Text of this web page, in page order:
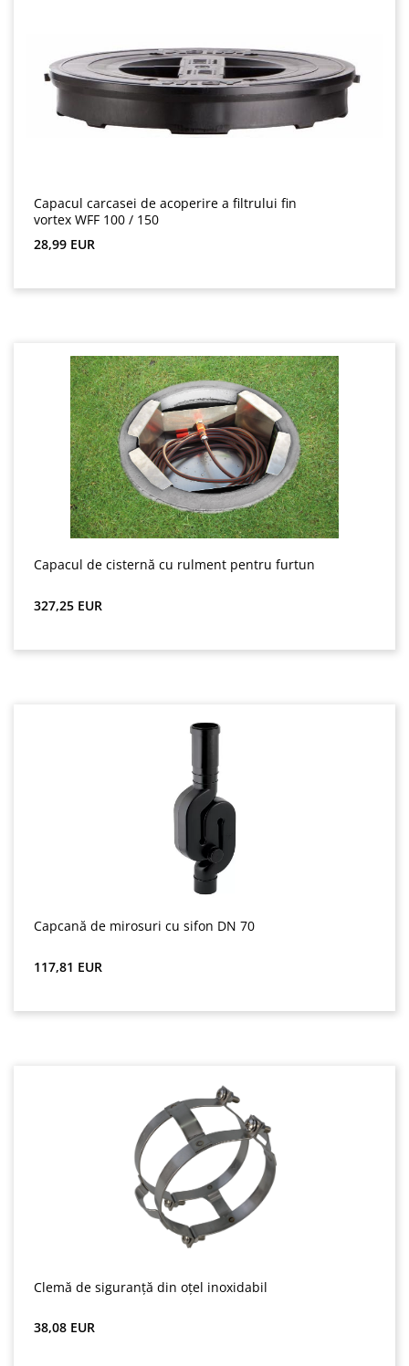
Capacul carcasei de acoperire a filtrului fin
vortex WFF 100 / 150
Preț obișnuit:
28,99 EUR
Capacul de cisternă cu rulment pentru furtun
Preț obișnuit:
327,25 EUR
Capcană de mirosuri cu sifon DN 70
Preț obișnuit:
117,81 EUR
Clemă de siguranță din oțel inoxidabil
Preț obișnuit:
38,08 EUR